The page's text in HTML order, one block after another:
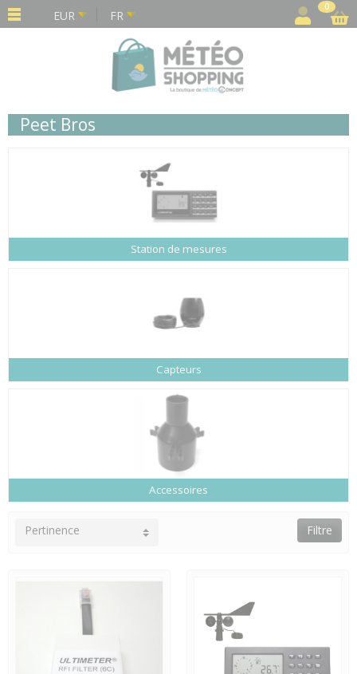
EUR FR
0
Peet Bros
Station de mesures
Capteurs
Accessoires
Filtre
Pertinence
Panneau de gestion des cookies